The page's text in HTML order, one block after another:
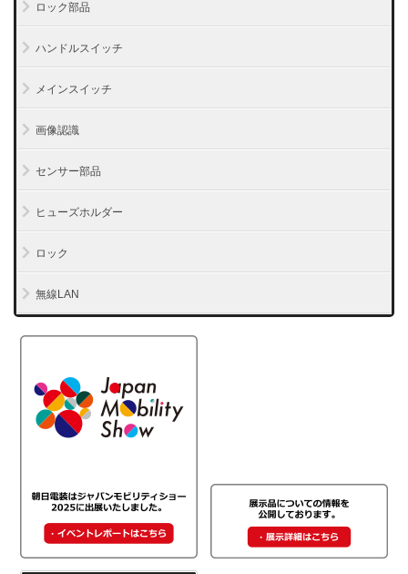
ロック部品
ハンドルスイッチ
メインスイッチ
画像認識
センサー部品
ヒューズホルダー
ロック
無線LAN